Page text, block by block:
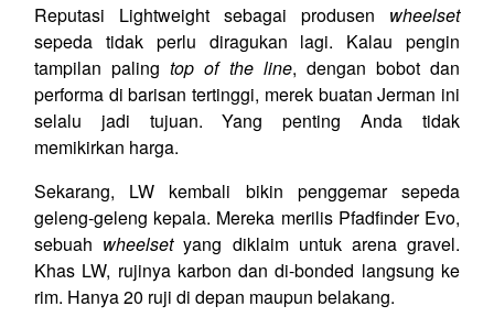
Reputasi Lightweight sebagai produsen wheelset
sepeda tidak perlu diragukan lagi. Kalau pengin
tampilan palingtop of the line, dengan bobot dan
performa di barisan tertinggi, merek buatan Jerman ini
selalu jadi tujuan. Yang penting Anda tidak
memikirkan harga.
Sekarang, LW kembali bikin penggemar sepeda
geleng-geleng kepala. Mereka merilis Pfadfinder Evo,
sebuah wheelsetyang diklaim untuk arena gravel.
Khas LW, rujinya karbon dan di-bonded langsung ke
rim. Hanya 20 ruji di depan maupun belakang.